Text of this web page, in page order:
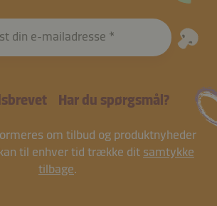
din e-mailadresse
Har du spørgsmål?
om tilbud og produktnyheder
til enhver tid trække dit samtykke
tilbage.